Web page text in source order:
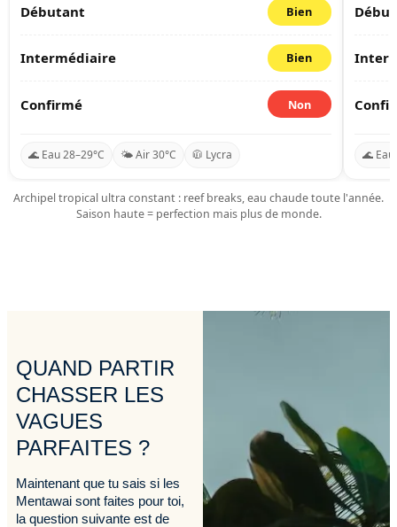
Débutant Bien
Intermédiaire Bien
Confirmé Non
🌊 Eau 28–29°C 🌤️ Air 30°C 🧥 Lycra 🌊 Eau
Archipel tropical ultra constant : reef breaks, eau chaude toute l'année.
Saison haute = perfection mais plus de monde.
QUAND PARTIR
CHASSER LES
VAGUES
PARFAITES ?
Maintenant que tu sais si les
Mentawai sont faites pour toi,
la question suivante est de